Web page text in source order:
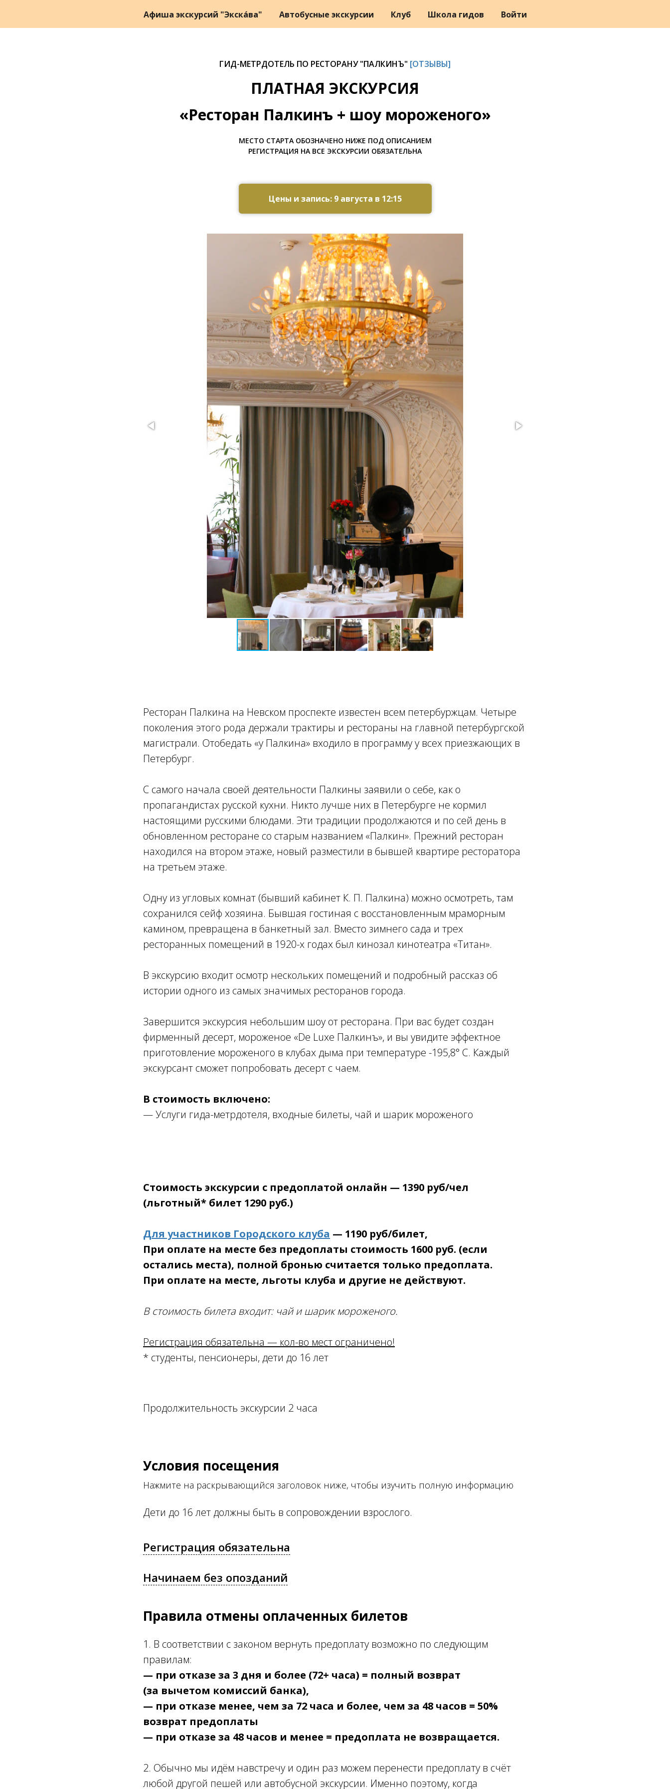
Афиша экскурсий "Экска́ва" Автобусные экскурсии Клуб Школа гидов Войти
ГИД-МЕТРДОТЕЛЬ ПО РЕСТОРАНУ "ПАЛКИНЪ" [ОТЗЫВЫ]
ПЛАТНАЯ ЭКСКУРСИЯ
«Ресторан Палкинъ + шоу мороженого»
МЕСТО СТАРТА ОБОЗНАЧЕНО НИЖЕ ПОД ОПИСАНИЕМ
РЕГИСТРАЦИЯ НА ВСЕ ЭКСКУРСИИ ОБЯЗАТЕЛЬНА
Цены и запись: 9 августа в 12:15
Ресторан Палкина на Невском проспекте известен всем петербуржцам. Четыре
поколения этого рода держали трактиры и рестораны на главной петербургской
магистрали. Отобедать «у Палкина» входило в программу у всех приезжающих в
Петербург.
С самого начала своей деятельности Палкины заявили о себе, как о
пропагандистах русской кухни. Никто лучше них в Петербурге не кормил
настоящими русскими блюдами. Эти традиции продолжаются и по сей день в
обновленном ресторане со старым названием «Палкин». Прежний ресторан
находился на втором этаже, новый разместили в бывшей квартире ресторатора
на третьем этаже.
Одну из угловых комнат (бывший кабинет К. П. Палкина) можно осмотреть, там
сохранился сейф хозяина. Бывшая гостиная с восстановленным мраморным
камином, превращена в банкетный зал. Вместо зимнего сада и трех
ресторанных помещений в 1920-х годах был кинозал кинотеатра «Титан».
В экскурсию входит осмотр нескольких помещений и подробный рассказ об
истории одного из самых значимых ресторанов города.
Завершится экскурсия небольшим шоу от ресторана. При вас будет создан
фирменный десерт, мороженое «De Luxe Палкинъ», и вы увидите эффектное
приготовление мороженого в клубах дыма при температуре -195,8° С. Каждый
экскурсант сможет попробовать десерт с чаем.
В стоимость включено:
— Услуги гида-метрдотеля, входные билеты, чай и шарик мороженого
Стоимость экскурсии с предоплатой онлайн — 1390 руб/чел
(льготный* билет 1290 руб.)
Для участников Городского клуба — 1190 руб/билет,
При оплате на месте без предоплаты стоимость 1600 руб. (если
остались места), полной бронью считается только предоплата.
При оплате на месте, льготы клуба и другие не действуют.
В стоимость билета входит: чай и шарик мороженого.
Регистрация обязательна — кол-во мест ограничено!
* студенты, пенсионеры, дети до 16 лет
Продолжительность экскурсии 2 часа
Условия посещения
Нажмите на раскрывающийся заголовок ниже, чтобы изучить полную информацию
Дети до 16 лет должны быть в сопровождении взрослого.
Регистрация обязательна
Начинаем без опозданий
Правила отмены оплаченных билетов
1. В соответствии с законом вернуть предоплату возможно по следующим
правилам:
— при отказе за 3 дня и более (72+ часа) = полный возврат
(за вычетом комиссий банка),
— при отказе менее, чем за 72 часа и более, чем за 48 часов = 50%
возврат предоплаты
— при отказе за 48 часов и менее = предоплата не возвращается.
2. Обычно мы идём навстречу и один раз можем перенести предоплату в счёт
любой другой пешей или автобусной экскурсии. Именно поэтому, когда